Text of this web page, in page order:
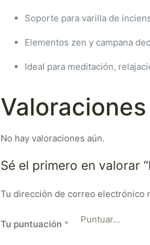
Soporte para varilla de
Elementos zen y campana
Ideal para meditación,
Valoraciones
No hay valoraciones aún.
Sé el primero en valorar
Tu dirección de correo electrónico
Tu puntuación *